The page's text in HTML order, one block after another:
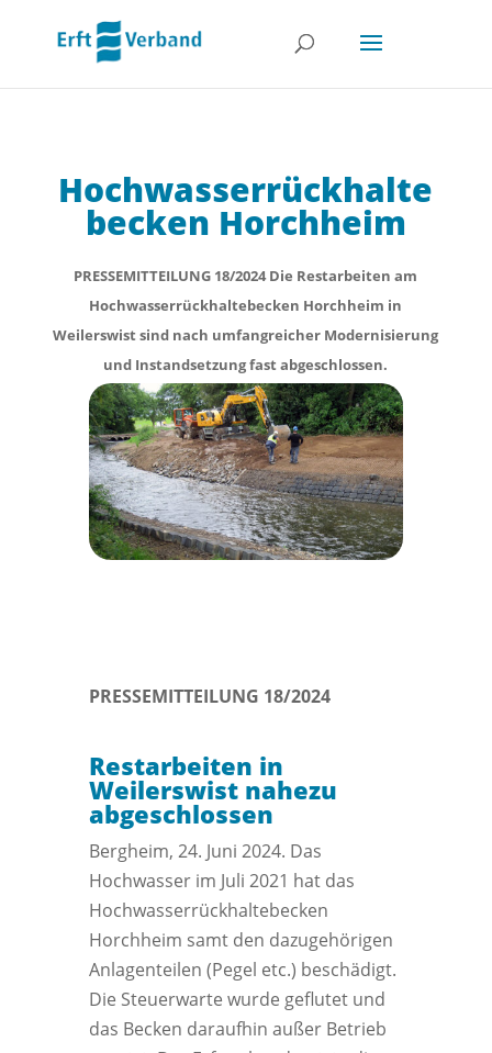
Hochwasserrückhalte
becken Horchheim
PRESSEMITTEILUNG 18/2024 Die Restarbeiten am
Hochwasserrückhaltebecken Horchheim in
Weilerswist sind nach umfangreicher Modernisierung
und Instandsetzung fast abgeschlossen.
PRESSEMITTEILUNG 18/2024
Restarbeiten in
Weilerswist nahezu
abgeschlossen
Bergheim, 24. Juni 2024. Das
Hochwasser im Juli 2021 hat das
Hochwasserrückhaltebecken
Horchheim samt den dazugehörigen
Anlagenteilen (Pegel etc.) beschädigt.
Die Steuerwarte wurde geflutet und
das Becken daraufhin außer Betrieb